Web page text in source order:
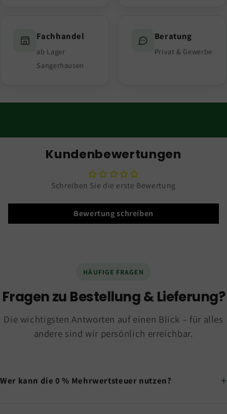
Fachhandel
ab Lager
Sangerhausen
Beratung
Privat & Gewerbe
Kundenbewertungen
Schreiben Sie die erste Bewertung
Bewertung schreiben
HÄUFIGE FRAGEN
Fragen zu Bestellung & Lieferung?
Die wichtigsten Antworten auf einen Blick – für alles
andere sind wir persönlich erreichbar.
Wer kann die 0 % Mehrwertsteuer nutzen?